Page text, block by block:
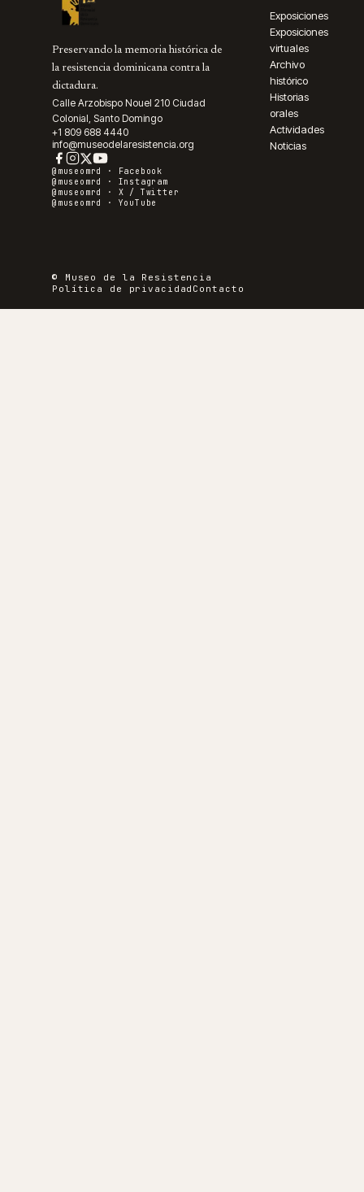
Preservando la memoria histórica de
la resistencia dominicana contra la
dictadura.
Calle Arzobispo Nouel 210 Ciudad
Colonial, Santo Domingo
+1 809 688 4440
info@museodelaresistencia.org
@museomrd ·
Facebook
@museomrd · Instagram
@museomrd · X / Twitter
@museomrd · YouTube
Exposiciones
Exposiciones
virtuales
Archivo
histórico
Historias
orales
Actividades
Noticias
© Museo de la Resistencia
Política de privacidad Contacto